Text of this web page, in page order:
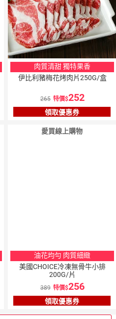
肉質清甜 獨特果香
伊比利豬梅花烤肉片250G/盒
265 特價 252
領取優惠券
愛買線上購物
油花均勻 肉質細緻
美國CHOICE冷凍無骨牛小排
200G/片
389 特價 256
領取優惠券